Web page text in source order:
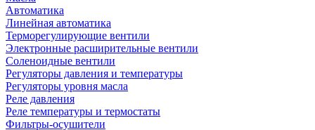
Автоматика
Линейная автоматика
Терморегулирующие вентили
Электронные расширительные вентили
Соленоидные вентили
Регуляторы давления и температуры
Регуляторы уровня масла
Реле давления
Реле температуры и термостаты
Фильтры-осушители